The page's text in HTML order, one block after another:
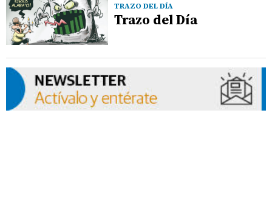
TRAZO DEL DÍA
Trazo del Día